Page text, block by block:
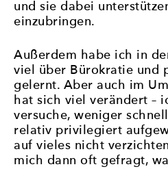
und sie dabei
einzubringen.
Außerdem habe ich in
viel über Bürokratie und
gelernt. Aber auch im
hat sich viel verändert –
versuche, weniger
relativ privilegiert
auf vieles nicht
mich dann oft gefragt,